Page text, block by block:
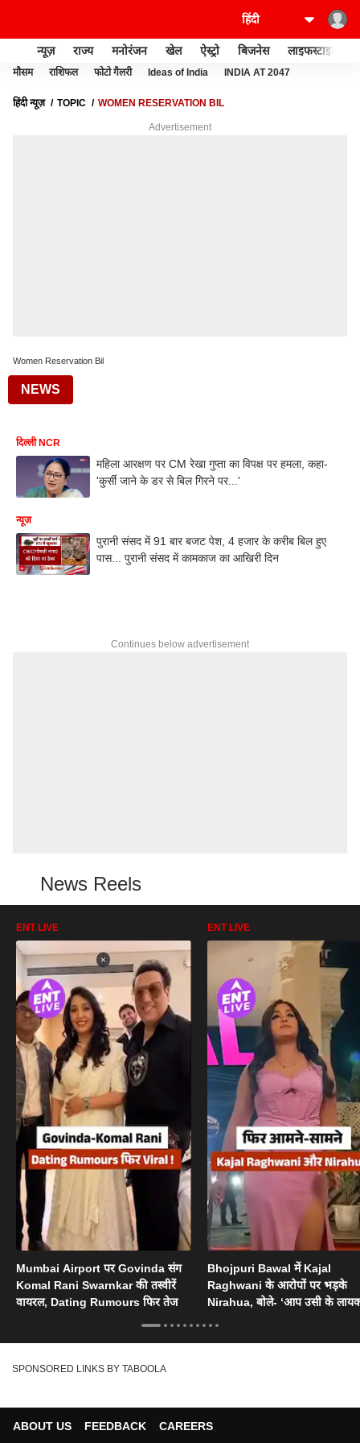
न्यूज़ राज्य मनोरंजन खेल ऐस्ट्रो बिजनेस लाइफस्टाइल
मौसम राशिफल फोटो गैलरी Ideas of India INDIA AT 2047
हिंदी न्यूज़ TOPIC WOMEN RESERVATION BIL
Advertisement
Women Reservation Bil
NEWS
दिल्ली NCR
महिला आरक्षण पर CM रेखा गुप्ता का विपक्ष पर हमला, कहा-
'कुर्सी जाने के डर से बिल गिरने पर...'
न्यूज़
पुरानी संसद में 91 बार बजट पेश, 4 हजार के करीब बिल हुए
पास... पुरानी संसद में कामकाज का आखिरी दिन
Continues below advertisement
News Reels
ENT LIVE
Mumbai Airport पर Govinda संग
Komal Rani Swarnkar की तस्वीरें
वायरल, Dating Rumours फिर तेज
ENT LIVE
Bhojpuri Bawal में Kajal
Raghwani के आरोपों पर भड़के
Nirahua, बोले- ‘आप उसी के लायक
SPONSORED LINKS BY TABOOLA
ABOUT US FEEDBACK CAREERS